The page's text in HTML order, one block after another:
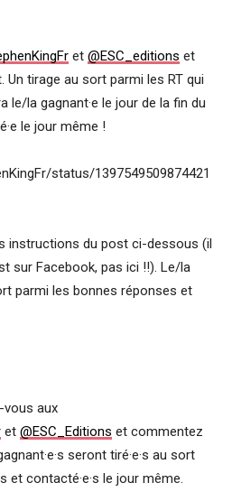
et @ESC_editions et
tirage au sort parmi les RT qui
le/la gagnant·e le jour de la fin du
le jour même !
status/1397549509874421
instructions du post ci-dessous (il
sur Facebook, pas ici !!). Le/la
parmi les bonnes réponses et
aux
et @ESC_Editions et commentez
seront tiré·e·s au sort
et contacté·e·s le jour même.